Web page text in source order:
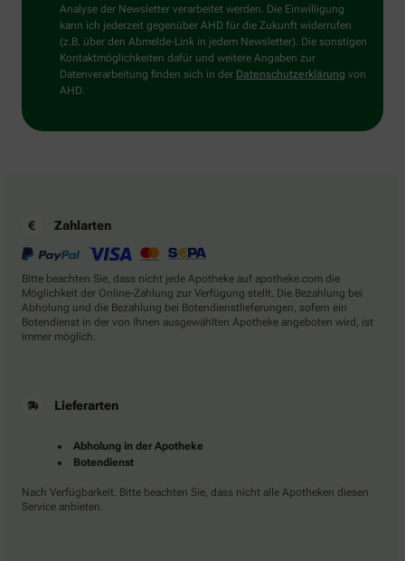
Sie
bitte
den
Baum.
Analyse der Newsletter verarbeitet werden. Die Einwilligung
kann ich jederzeit gegenüber AHD für die Zukunft widerrufen
(z.B. über den Abmelde-Link in jedem Newsletter). Die sonstigen
Kontaktmöglichkeiten dafür und weitere Angaben zur
Datenverarbeitung finden sich in der Datenschutzerklärung von
AHD.
Zahlarten
Bitte beachten Sie, dass nicht jede Apotheke auf apotheke.com die
Möglichkeit der Online-Zahlung zur Verfügung stellt. Die Bezahlung bei
Abholung und die Bezahlung bei Botendienstlieferungen, sofern ein
Botendienst in der von Ihnen ausgewählten Apotheke angeboten wird, ist
immer möglich.
Lieferarten
Abholung in der Apotheke
Botendienst
Nach Verfügbarkeit. Bitte beachten Sie, dass nicht alle Apotheken diesen
Service anbieten.